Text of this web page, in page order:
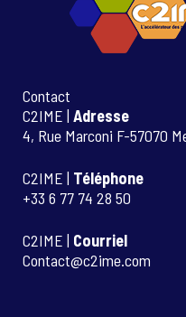
Contact
C2IME | Adresse
4, Rue Marconi F-57070
C2IME | Téléphone
+33 6 77 74 28 50
C2IME | Courriel
Contact@c2ime.com